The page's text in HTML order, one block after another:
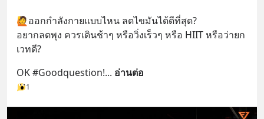
🙋ออกกำลังกายแบบไหน ลดไขมันได้ดีที่สุด?
อยากลดพุง ควรเดินช้าๆ หรือวิ่งเร็วๆ หรือ HIIT หรือว่ายก
เวทดี?
OK #Goodquestion!... อ่านต่อ
1